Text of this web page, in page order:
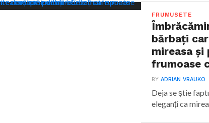
FRUMUSETE
bărbați
mireasa și
frumoase
BYADRIAN VRAUKO
Deja se știe
eleganți ca